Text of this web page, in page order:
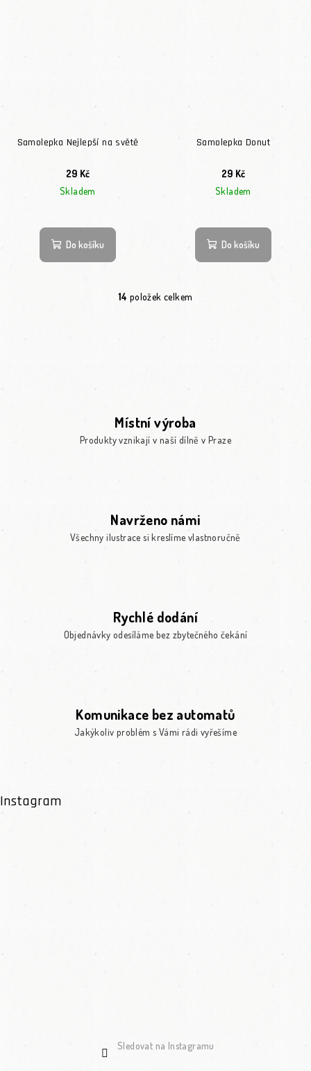
Samolepka Nejlepší na světě
29 Kč
Skladem
Do košíku
Samolepka Donut
29 Kč
Skladem
Do košíku
Ovládací prvky výpisu
14 položek celkem
Místní výroba
Produkty vznikají v naší dílně v Praze
Navrženo námi
Všechny ilustrace si kreslíme vlastnoručně
Rychlé dodání
Objednávky odesíláme bez zbytečného čekání
Komunikace bez automatů
Jakýkoliv problém s Vámi rádi vyřešíme
Instagram
Sledovat na Instagramu